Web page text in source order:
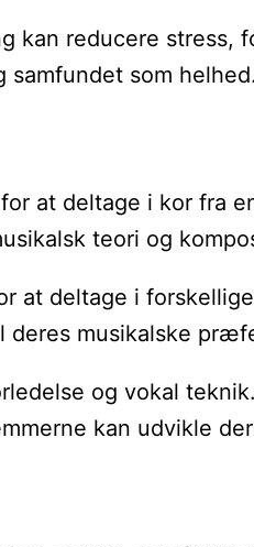
reducere
som helhed.
at deltage i kor
teori og
deltage i
deres musikalske
og vokal
kan udvikle